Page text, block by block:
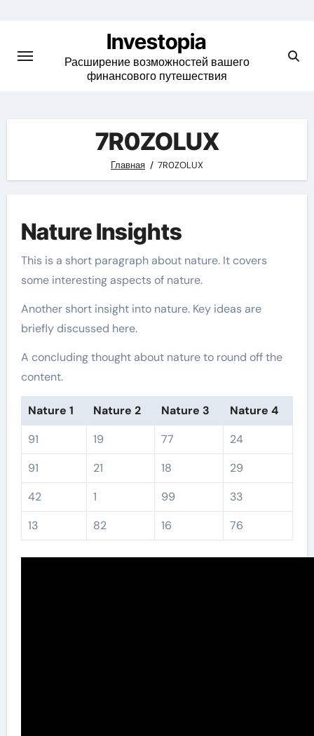
content
Investopia
Расширение возможностей вашего
финансового путешествия
7R0ZOLUX
Главная 7R0ZOLUX
Nature Insights
This is a short paragraph about nature. It covers
some interesting aspects of nature.
Another short insight into nature. Key ideas are
briefly discussed here.
A concluding thought about nature to round off the
content.
Nature 1 Nature 2 Nature 3
Nature 4
91
19 77
24
91
21 18
29
42
1 99
33
13
82 16 76